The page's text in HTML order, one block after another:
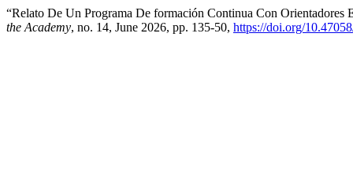
“Relato De Un Programa De formación Continua Con
the Academy, no. 14, June 2026, pp. 135-50, https://doi.org/